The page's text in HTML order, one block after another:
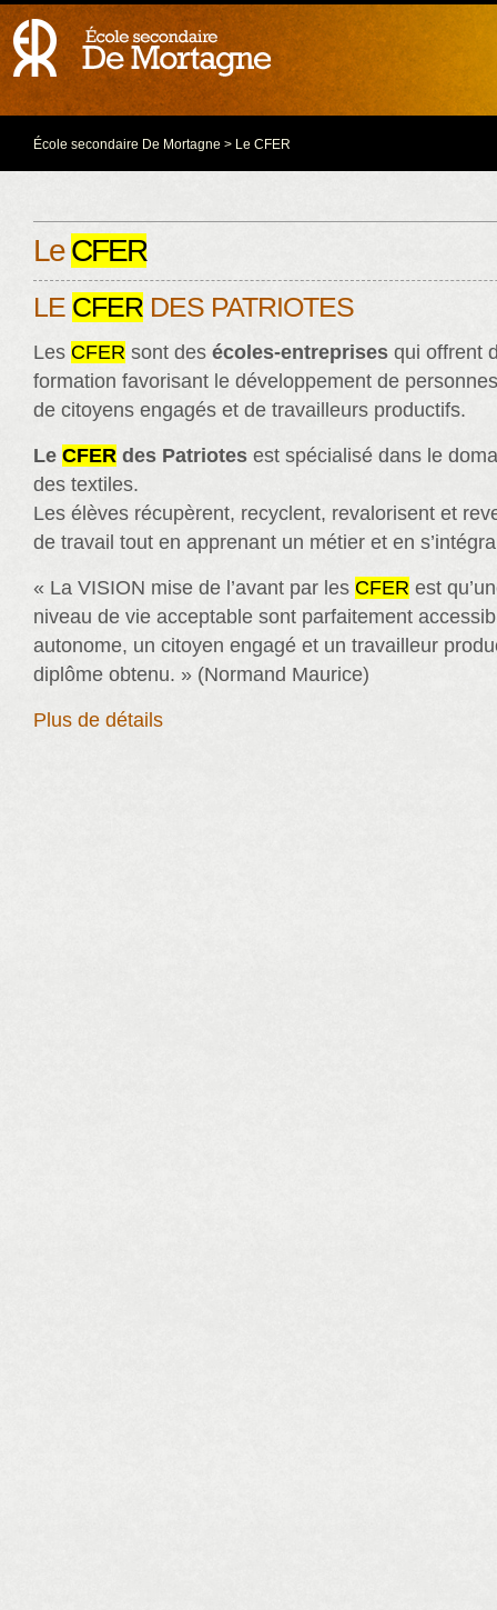
École secondaire De Mortagne > Le CFER
LeCFER
LE CFER DES PATRIOTES
Les CFER sont des écoles-entreprises qui offrent
formation favorisant le développement de
de citoyens engagés et de travailleurs productifs.
Le CFER des Patriotes est spécialisé dans le
des textiles.
Les élèves récupèrent, recyclent, revalorisent et
de travail tout en apprenant un métier et en
« La VISION mise de l’avant par les CFER est
niveau de vie acceptable sont parfaitement
autonome, un citoyen engagé et un travailleur
diplôme obtenu. » (Normand Maurice)
Plus de détails